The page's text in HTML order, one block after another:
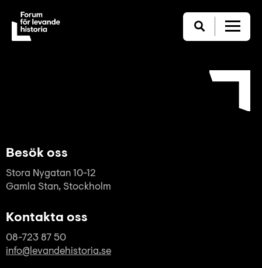
Besök oss
Stora Nygatan 10-12
Gamla Stan, Stockholm
Kontakta oss
08-723 87 50
info@levandehistoria.se